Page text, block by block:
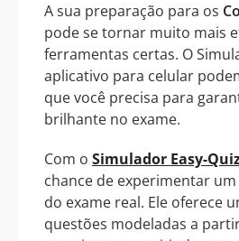
A sua preparação para os
pode se tornar muito mais
ferramentas certas. O
aplicativo para celular
que você precisa para
brilhante no exame.
Com o Simulador Easy-
chance de experimentar
do exame real. Ele oferece
questões modeladas a